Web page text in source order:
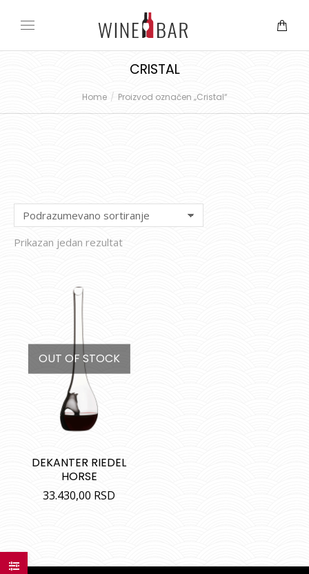
CRISTAL
You are here:Home Proizvod označen „Cristal“
Prikazan jedan rezultat
OUT OF STOCK
DEKANTER RIEDEL
HORSE
33.430,00 RSD